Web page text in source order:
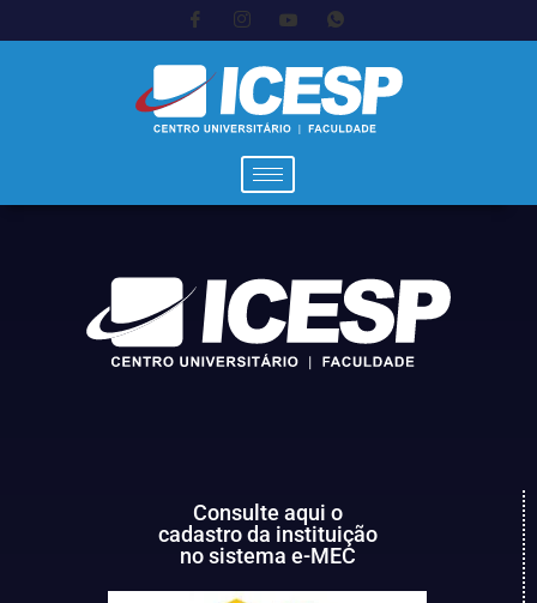
Consulte aqui o
cadastro da instituição
no sistema e-MEC